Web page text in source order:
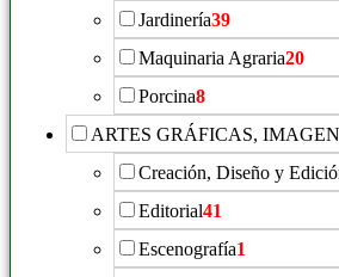
Jardinería39
Maquinaria Agraria20
Porcina8
ARTES GRÁFICAS,
Creación, Diseño y
Editorial41
Escenografía1